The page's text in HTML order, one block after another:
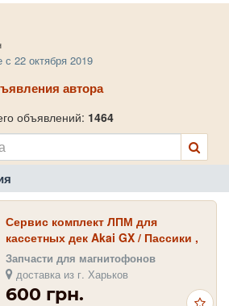
с 22 октября 2019
автора
объявлений: 1464
Сервис комплект ЛПМ для
кассетных дек Akai GX / Пассики ,
ролики , идлер
Запчасти для магнитофонов
доставка из г. Харьков
600 грн.